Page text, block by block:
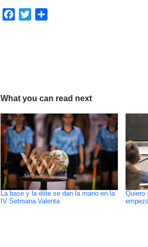
Facebook
Twitter
What you can read next
La base y la élite se dan la mano en la
IV Setmana Valenta
Quiero